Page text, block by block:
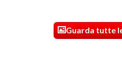
Guarda tutte